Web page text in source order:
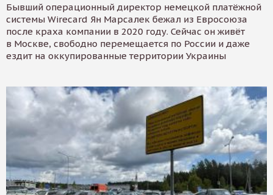
Бывший операционный директор немецкой платёжной
системы Wirecard Ян Марсалек бежал из Евросоюза
после краха компании в 2020 году. Сейчас он живёт
в Москве, свободно перемещается по России и даже
ездит на оккупированные территории Украины